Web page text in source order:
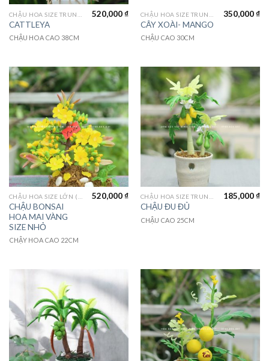
CATTLEYA
520,000₫
CHẬU HOA CAO 38CM
CÂY XOÀI- MANGO
350,000₫
CHẬU CAO 30CM
CHẬU BONSAI
HOA MAI VÀNG
SIZE NHỎ
520,000₫
CHẬY HOA CAO 22CM
CHẬU ĐU ĐỦ
185,000₫
CHẬU CAO 25CM